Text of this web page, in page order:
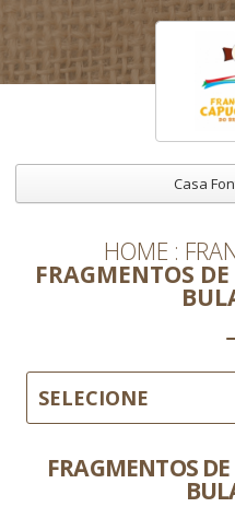
Casa
HOME
FRAGMENTOS
SELECIONE
FRAGMENTOS